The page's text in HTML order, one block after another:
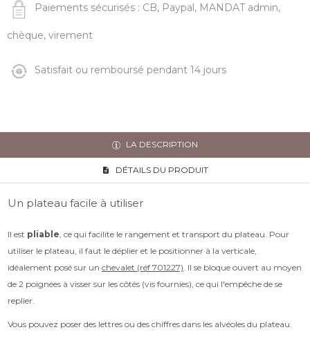
Paiements sécurisés : CB, Paypal, MANDAT admin,
chèque, virement
Satisfait ou remboursé pendant 14 jours
LA DESCRIPTION
DÉTAILS DU PRODUIT
Un plateau facile à utiliser
Il est pliable , ce qui facilite le rangement et transport du plateau. Pour
utiliser le plateau, il faut le déplier et le positionner à la verticale,
idéalement posé sur un chevalet (réf 701227) . Il se bloque ouvert au moyen
de 2 poignées à visser sur les côtés (vis fournies), ce qui l'empêche de se
replier.
Vous pouvez poser des lettres ou des chiffres dans les alvéoles du plateau.